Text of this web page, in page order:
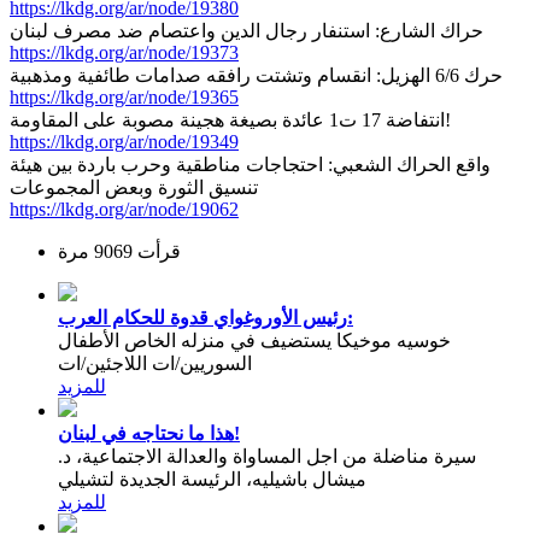
https://lkdg.org/ar/node/19380
حراك الشارع: استنفار رجال الدين واعتصام ضد مصرف لبنان
https://lkdg.org/ar/node/19373
حرك 6/6 الهزيل: انقسام وتشتت رافقه صدامات طائفية ومذهبية
https://lkdg.org/ar/node/19365
انتفاضة 17 ت1 عائدة بصيغة هجينة مصوبة على المقاومة!
https://lkdg.org/ar/node/19349
واقع الحراك الشعبي: احتجاجات مناطقية وحرب باردة بين هيئة
تنسيق الثورة وبعض المجموعات
https://lkdg.org/ar/node/19062
قرأت 9069 مرة
رئيس الأوروغواي قدوة للحكام العرب:
خوسيه موخيكا يستضيف في منزله الخاص الأطفال
السوريين/ات اللاجئين/ات
للمزيد
هذا ما نحتاجه في لبنان!
سيرة مناضلة من اجل المساواة والعدالة الاجتماعية، د.
ميشال باشيليه، الرئيسة الجديدة لتشيلي
للمزيد